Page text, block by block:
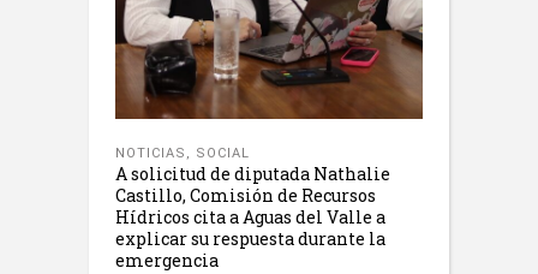
NOTICIAS , SOCIAL
A solicitud de diputada Nathalie
Castillo, Comisión de Recursos
Hídricos cita a Aguas del Valle a
explicar su respuesta durante la
emergencia